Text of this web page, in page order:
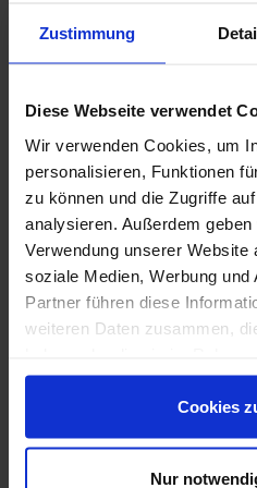
Zustimmung
Diese Webseite verwendet
Wir verwenden Cookies, um
personalisieren, Funktionen
zu können und die Zugriffe
analysieren. Außerdem
Verwendung unserer Website
soziale Medien, Werbung
Partner führen diese
weiteren Daten zusammen,
gesammelt haben.
Cookies
Nur
Marca-Corona-Elisir.pdf